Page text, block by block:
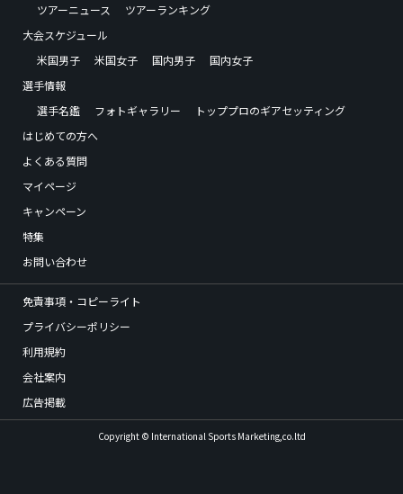
ツアーニュース
ツアーランキング
大会スケジュール
米国男子
米国女子 国内男子
国内女子
選手情報
選手名鑑
フォトギャラリー
トッププロのギアセッティング
はじめての方へ
よくある質問
マイページ
キャンペーン
特集
お問い合わせ
免責事項・コピーライト
プライバシーポリシー
利用規約
会社案内
広告掲載
Copyright © International Sports Marketing,co.ltd